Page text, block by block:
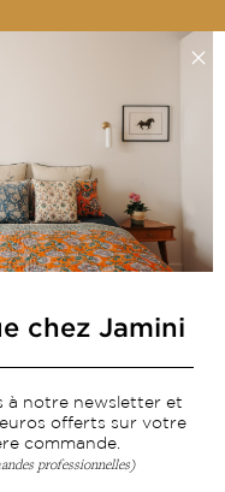
et élégance
à notre newsletter
chez Jamini
à notre newsletter et
offerts sur votre
commande.
professionnelles)